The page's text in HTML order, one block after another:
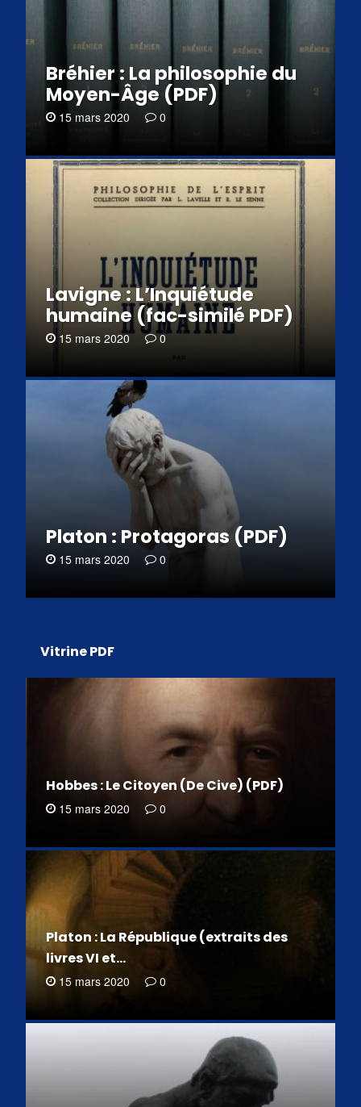
Bréhier : La philosophie du
Moyen-Âge (PDF)
15 mars 2020 0
Lavigne : L’Inquiétude
humaine (fac-similé PDF)
15 mars 2020 0
Platon : Protagoras (PDF)
15 mars 2020 0
Vitrine PDF
Hobbes : Le Citoyen (De Cive) (PDF)
15 mars 2020 0
Platon : La République (extraits des
livres VI et…
15 mars 2020 0